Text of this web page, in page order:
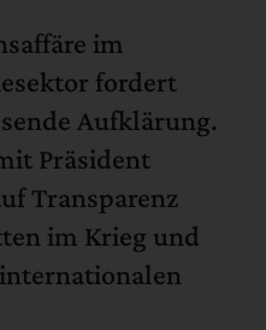
im
fordert
Aufklärung.
Präsident
Transparenz
im Krieg und